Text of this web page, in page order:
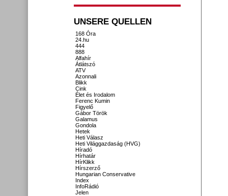
UNSERE QUELLEN
168 Óra
24.hu
444
888
Alfahír
Átlátszó
ATV
Azonnali
Blikk
Cink
Élet és Irodalom
Ferenc Kumin
Figyelő
Gábor Török
Galamus
Gondola
Hetek
Heti Válasz
Heti Világgazdaság (HVG)
Híradó
Hírhatár
HírKlikk
Hírszerző
Hungarian Conservative
Index
InfoRádió
Jelen